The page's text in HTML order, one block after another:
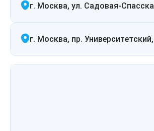
г. Москва, ул. Садовая-
г. Москва, пр.